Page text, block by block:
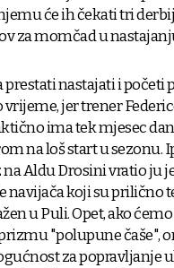
će ih čekati tri
za momčad u
nastajati i početi
vrijeme, jer trener
ima tek mjesec
na loš start u
Aldu Drosini vratio ju
navijača koji su prilično
u Puli. Opet, ako
"polupune čaše",
za popravljanje